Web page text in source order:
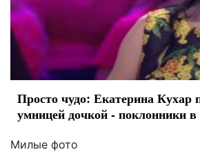
Просто чудо: Екатерина Кухар
умницей дочкой - поклонники
Милые фото